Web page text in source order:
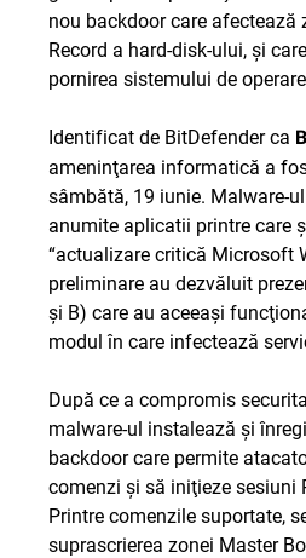
nou backdoor care afectează
Record a hard-disk-ului, şi
pornirea sistemului de
Identificat de BitDefender ca
ameninţarea informatică a
sâmbătă, 19 iunie. Malware-
anumite aplicatii printre care
“actualizare critică Microsoft
preliminare au dezvăluit
şi B) care au aceeaşi
modul în care infectează
După ce a compromis
malware-ul instalează şi
backdoor care permite
comenzi şi să iniţieze sesiuni
Printre comenzile suportate,
suprascrierea zonei Master